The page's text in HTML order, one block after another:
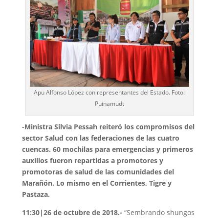
Apu Alfonso López con representantes del Estado. Foto:
Puinamudt
-Ministra Silvia Pessah reiteró los compromisos del
sector Salud con las federaciones de las cuatro
cuencas. 60 mochilas para emergencias y primeros
auxilios fueron repartidas a promotores y
promotoras de salud de las comunidades del
Marañón. Lo mismo en el Corrientes, Tigre y
Pastaza.
11:30|26 de octubre de 2018.- “Sembrando shungos